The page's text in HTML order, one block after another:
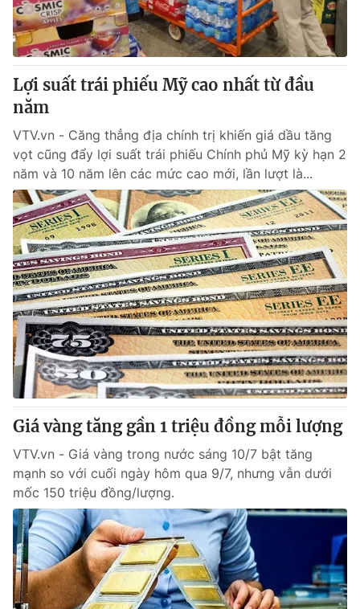
Sản phẩm
Thị trường
Tư vấn
Lịch phát sóng
Chuyên mục khác
Emagazine Podcast
Photo Infographic
Video Shorts video
VTV Money VTV Thể thao
VTV Sức khoẻ Bất động sản
Thị trường 24h Tấm lòng Việt
VTV4 Vươn mình bằng AI
VTV9 VTV8
Liên hệ tòa soạn English
THỜI BÁO VTV
Lợi suất trái phiếu Mỹ cao nhất từ đầu
năm
VTV.vn - Căng thẳng địa chính trị khiến giá dầu tăng
vọt cũng đẩy lợi suất trái phiếu Chính phủ Mỹ kỳ hạn 2
năm và 10 năm lên các mức cao mới, lần lượt là...
Giá vàng tăng gần 1 triệu đồng mỗi lượng
VTV.vn - Giá vàng trong nước sáng 10/7 bật tăng
mạnh so với cuối ngày hôm qua 9/7, nhưng vẫn dưới
mốc 150 triệu đồng/lượng.